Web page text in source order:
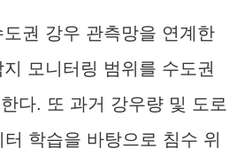
권 강우 관측망을 연계한
모니터링 범위를 수도권
다. 또 과거 강우량 및 도로
학습을 바탕으로 침수 위